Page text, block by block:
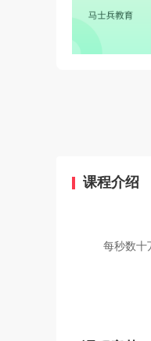
课程介绍
每秒数十